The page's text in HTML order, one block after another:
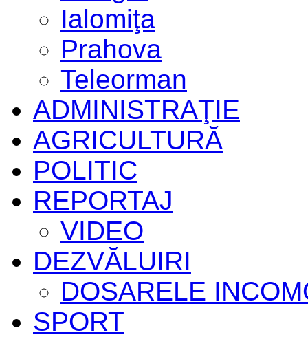
Ialomiţa
Prahova
Teleorman
ADMINISTRAŢIE
AGRICULTURĂ
POLITIC
REPORTAJ
VIDEO
DEZVĂLUIRI
DOSARELE
SPORT